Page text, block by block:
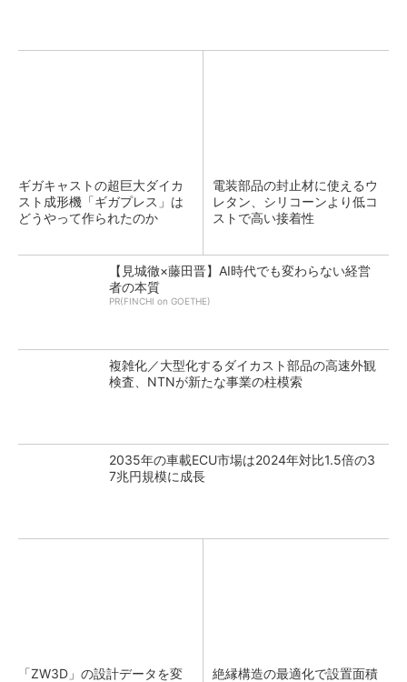
ギガキャストの超巨大ダイカ
スト成形機「ギガプレス」は
どうやって作られたのか
電装部品の封止材に使えるウ
レタン、シリコーンより低コ
ストで高い接着性
【見城徹×藤田晋】AI時代でも変わらない経営
者の本質
PR(FINCHI on GOETHE)
複雑化／大型化するダイカスト部品の高速外観
検査、NTNが新たな事業の柱模索
2035年の車載ECU市場は2024年対比1.5倍の3
7兆円規模に成長
「ZW3D」の設計データを変
絶縁構造の最適化で設置面積